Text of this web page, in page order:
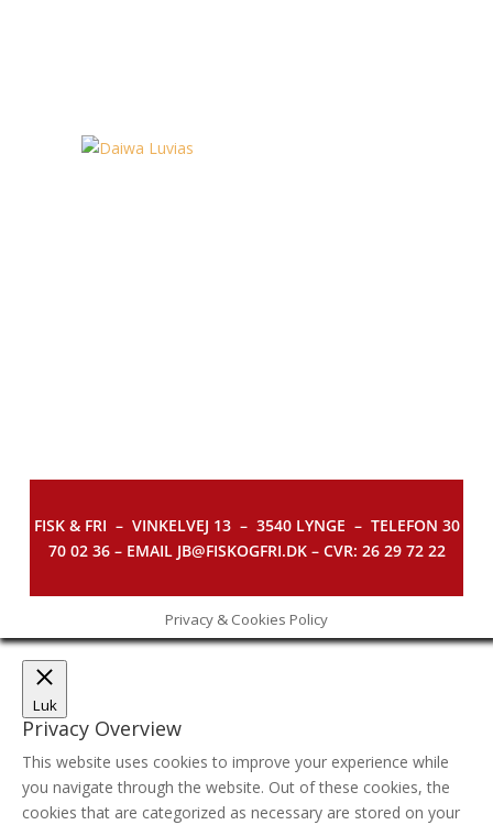
FISK & FRI – VINKELVEJ 13 – 3540 LYNGE – TELEFON 30
70 02 36 – EMAIL JB@FISKOGFRI.DK – CVR: 26 29 72 22
Privacy & Cookies Policy
Luk
Privacy Overview
This website uses cookies to improve your experience while
you navigate through the website. Out of these cookies, the
cookies that are categorized as necessary are stored on your